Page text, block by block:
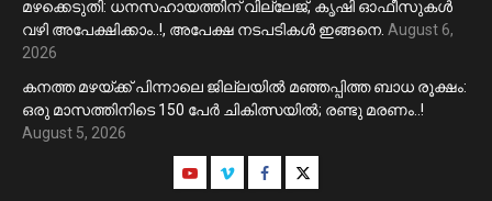
മഴക്കെടുതി: ധനസഹായത്തിന് വില്ലേജ്, കൃഷി ഓഫീസുകൾ
വഴി അപേക്ഷിക്കാം..!, അപേക്ഷ നടപടികൾ ഇങ്ങനെ. August 6,
2026
കനത്ത മഴയ്‌ക്ക് പിന്നാലെ ജില്ലയിൽ മഞ്ഞപ്പിത്ത ബാധ രൂക്ഷം:
ഒരു മാസത്തിനിടെ 150 പേർ ചികിത്സയിൽ; രണ്ടു മരണം..!
August 5, 2026
YoutubeInstagram
Facebook
Twitter